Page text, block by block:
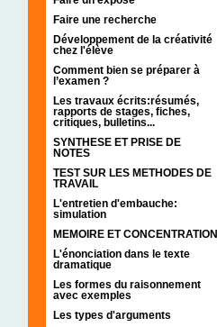
Faire une recherche
Développement de la créativité
chez l'élève
Comment bien se préparer à
l’examen ?
Les travaux écrits:résumés,
rapports de stages, fiches,
critiques, bulletins...
SYNTHESE ET PRISE DE
NOTES
TEST SUR LES METHODES DE
TRAVAIL
L'entretien d'embauche:
simulation
MEMOIRE ET CONCENTRATION
L'énonciation dans le texte
dramatique
Les formes du raisonnement
avec exemples
Les types d'arguments